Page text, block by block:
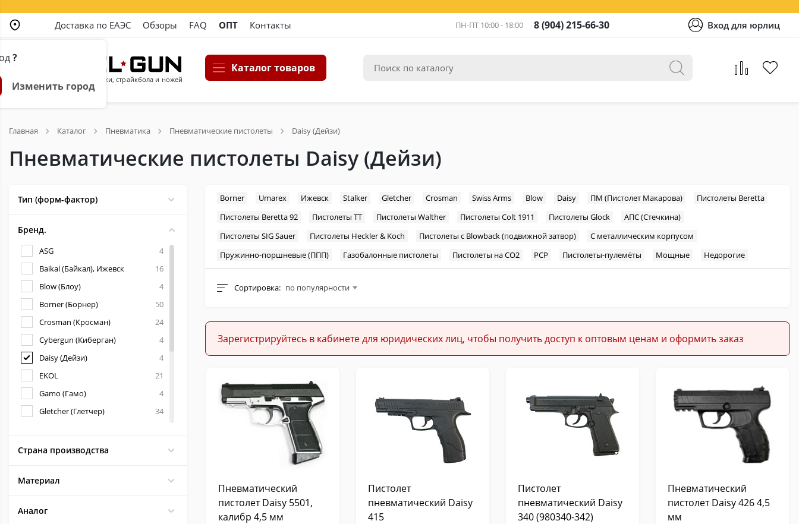
?
Изменить город
Доставка по ЕАЭС Обзоры FAQ ОПТ Контакты ПН-ПТ 10:00 - 18:00 8 (904) 215-66-30 Вход для юрлиц
Магазин пневматики, страйкбола и ножей
Каталог товаров
Главная Каталог Пневматика Пневматические пистолеты Daisy (Дейзи)
Пневматические пистолеты Daisy (Дейзи)
Тип (форм-фактор)
Бренд.
ASG
4
Baikal (Байкал), Ижевск
16
Blow (Блоу)
4
Borner (Борнер)
50
Crosman (Кросман)
24
Cybergun (Киберган)
4
Daisy (Дейзи)
4
EKOL
21
Gamo (Гамо)
4
Gletcher (Глетчер)
34
Reximex (Рексимекс)
STRIKE ONE (Страйк Он)
Страна производства
Материал
Аналог
Borner Umarex Ижевск Stalker Gletcher Crosman Swiss Arms Blow Daisy ПМ (Пистолет Макарова)
Пистолеты Beretta
Пистолеты Beretta 92
Пистолеты ТТ Пистолеты Walther Пистолеты Colt 1911 Пистолеты Glock
АПС (Стечкина)
Пистолеты SIG Sauer
Пистолеты Heckler & Koch Пистолеты с Blowback (подвижной затвор)
С металлическим корпусом
Пружинно-поршневые (ППП)
Газобалонные пистолеты Пистолеты на CO2 PCP Пистолеты-пулемёты Мощные Недорогие
Сортировка: по популярности
Зарегистрируйтесь в кабинете для юридических лиц, чтобы получить доступ к оптовым ценам и оформить заказ
Пневматический
пистолет Daisy 5501,
калибр 4,5 мм
Пистолет
пневматический Daisy
415
Пистолет
пневматический Daisy
340 (980340-342)
Пневматический
пистолет Daisy 426 4,5
мм